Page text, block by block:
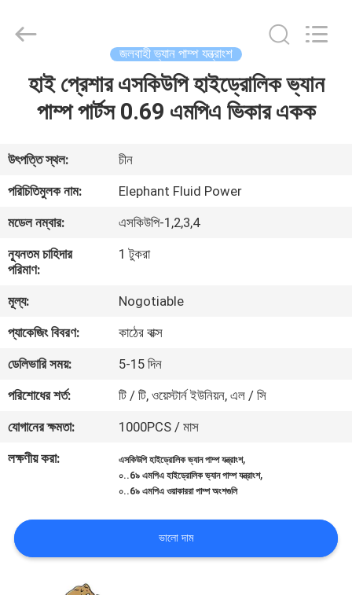
বাড়ি
আমাদের
সম্পর্কে
কারখানা
ভ্রমণ
মান
নিয়ন্ত্রণ
যোগাযোগ
করুন
কেস
Power
Co.,Ltd.
জলবাহী ভ্যান পাম্প যন্ত্রাংশ
হাই প্রেশার এসকিউপি হাইড্রোলিক ভ্যান
পাম্প পার্টস 0.69 এমপিএ ভিকার একক
উৎপত্তি স্থল:
চীন
পরিচিতিমুলক নাম:
Elephant Fluid Power
মডেল নম্বার:
এসকিউপি-1,2,3,4
ন্যূনতম চাহিদার
পরিমাণ:
1 টুকরা
মূল্য:
Nogotiable
প্যাকেজিং বিবরণ:
কাঠের বাক্স
ডেলিভারি সময়:
5-15 দিন
পরিশোধের শর্ত:
টি / টি, ওয়েস্টার্ন ইউনিয়ন, এল / সি
যোগানের ক্ষমতা:
1000PCS / মাস
লক্ষণীয় করা:
এসকিউপি হাইড্রোলিক ভ্যান পাম্প যন্ত্রাংশ,
০..6৯ এমপিএ হাইড্রোলিক ভ্যান পাম্প যন্ত্রাংশ,
০..6৯ এমপিএ ওয়াকাররা পাম্প অংশগুলি
ভালো দাম